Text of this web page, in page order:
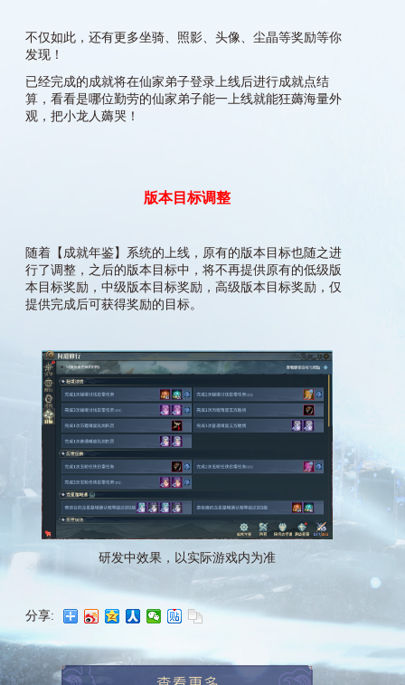
不仅如此，还有更多坐骑、照影、头像、尘晶等奖励等你
发现！
已经完成的成就将在仙家弟子登录上线后进行成就点结
算，看看是哪位勤劳的仙家弟子能一上线就能狂薅海量外
观，把小龙人薅哭！
版本目标调整
随着【成就年鉴】系统的上线，原有的版本目标也随之进
行了调整，之后的版本目标中，将不再提供原有的低级版
本目标奖励，中级版本目标奖励，高级版本目标奖励，仅
提供完成后可获得奖励的目标。
研发中效果，以实际游戏内为准
分享: